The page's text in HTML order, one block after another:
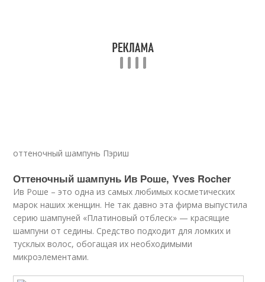
оттеночный шампунь Пэриш
Оттеночный шампунь Ив Роше, Yves Rocher
Ив Роше – это одна из самых любимых косметических
марок наших женщин. Не так давно эта фирма выпустила
серию шампуней «Платиновый отблеск» — красящие
шампуни от седины. Средство подходит для ломких и
тусклых волос, обогащая их необходимыми
микроэлементами.